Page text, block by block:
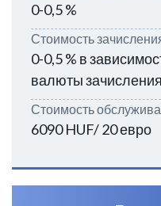
0-0,5 %
Стоимость
0-0,5 % в
валюты зачисления
Стоимость
6090 HUF/ 20 евро